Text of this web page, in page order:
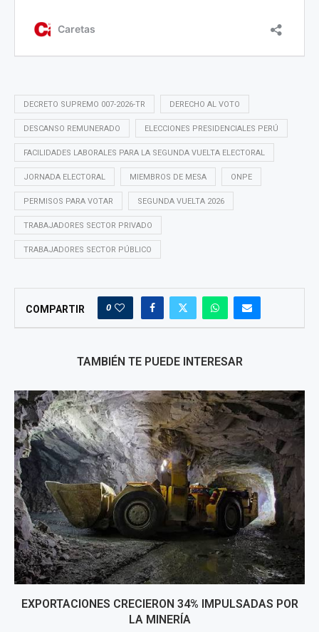
DECRETO SUPREMO 007-2026-TR DERECHO AL VOTO
DESCANSO REMUNERADO ELECCIONES PRESIDENCIALES PERÚ
FACILIDADES LABORALES PARA LA SEGUNDA VUELTA ELECTORAL
JORNADA ELECTORAL MIEMBROS DE MESA ONPE
PERMISOS PARA VOTAR SEGUNDA VUELTA 2026
TRABAJADORES SECTOR PRIVADO
TRABAJADORES SECTOR PÚBLICO
COMPARTIR 0
TAMBIÉN TE PUEDE INTERESAR
EXPORTACIONES CRECIERON 34% IMPULSADAS POR
LA MINERÍA